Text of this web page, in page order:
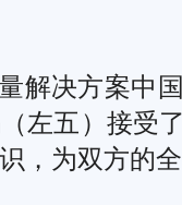
决方案中
左五）接受
，为双方的